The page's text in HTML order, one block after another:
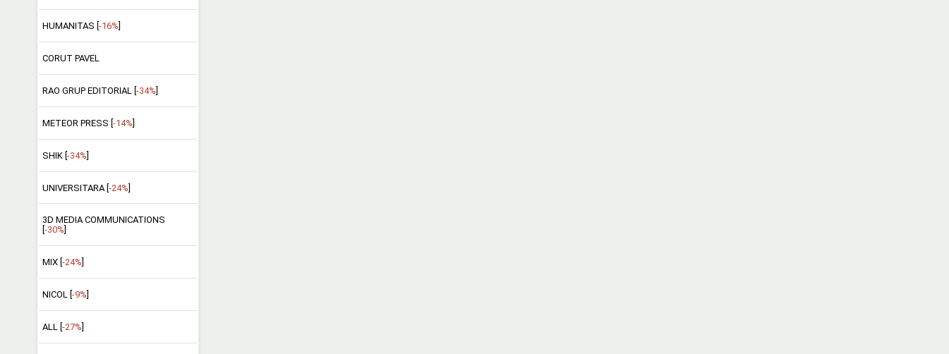
HUMANITAS [ -16%
CORUT PAVEL
RAO GRUP EDITORIAL [ -34%
METEOR PRESS [ -14%
SHIK [-34%]
UNIVERSITARA [-24%]
3D MEDIA COMMUNICATIONS
-30%
MIX [ -24%
NICOL [ -9%
ALL [ -27%